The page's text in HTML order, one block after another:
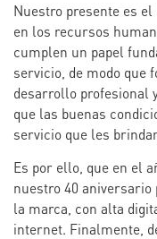
Nuestro presente es
en los recursos
cumplen un papel
servicio, de modo que
desarrollo profesional
que las buenas
servicio que les
Es por ello, que en el
nuestro 40 aniversario
la marca, con alta
internet. Finalmente,